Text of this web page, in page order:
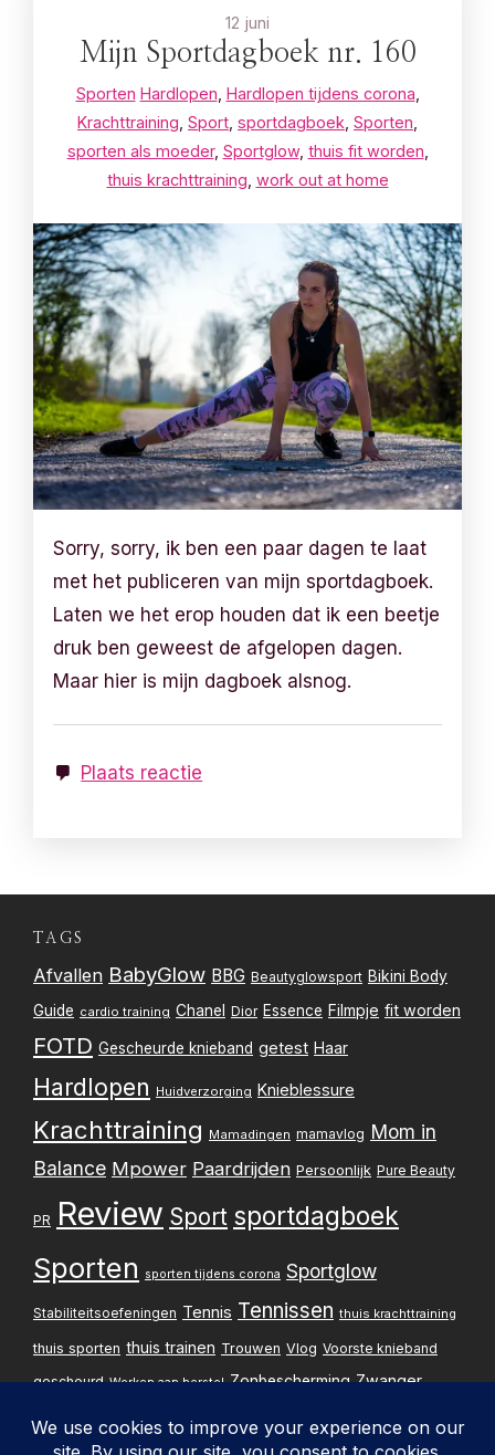
12 juni
Mijn Sportdagboek nr. 160
Sporten Hardlopen Hardlopen tijdens corona
Krachttraining Sport sportdagboek Sporten
sporten als moeder, Sportglow, thuis fit worden
thuis krachttraining work out at home
Sorry, sorry, ik ben een paar dagen te laat
met het publiceren van mijn sportdagboek.
Laten we het erop houden dat ik een beetje
druk ben geweest de afgelopen dagen.
Maar hier is mijn dagboek alsnog.
Plaats reactie
TAGS
Afvallen BabyGlow BBG Beautyglowsport Bikini Body
Guide cardio training Chanel Dior Essence Filmpje fit worden
FOTD Gescheurde knieband getest Haar
Hardlopen Huidverzorging Knieblessure
Krachttraining Mamadingen mamavlog Mom in
Balance Mpower Paardrijden Persoonlijk Pure Beauty
PR Review Sport sportdagboek
Sporten sporten tijdens corona Sportglow
Stabiliteitsoefeningen Tennis Tennissen thuis krachttraining
thuis sporten thuis trainen Trouwen Vlog Voorste knieband
gescheurd Werken aan herstel Zonbescherming Zwanger